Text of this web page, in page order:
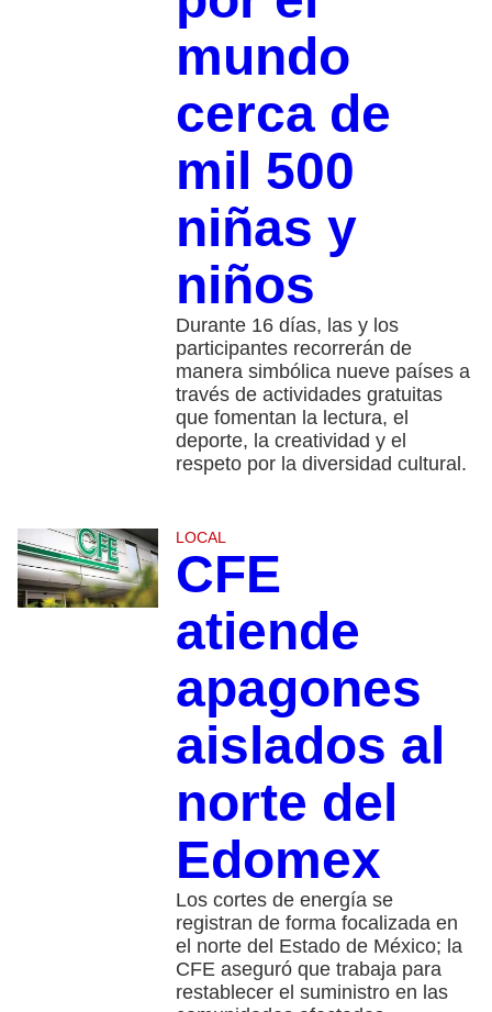
mundo
cerca de
mil 500
niñas y
niños
Durante 16 días, las y los
participantes recorrerán de
manera simbólica nueve países a
través de actividades gratuitas
que fomentan la lectura, el
deporte, la creatividad y el
respeto por la diversidad cultural.
LOCAL
CFE
atiende
apagones
aislados al
norte del
Edomex
Los cortes de energía se
registran de forma focalizada en
el norte del Estado de México; la
CFE aseguró que trabaja para
restablecer el suministro en las